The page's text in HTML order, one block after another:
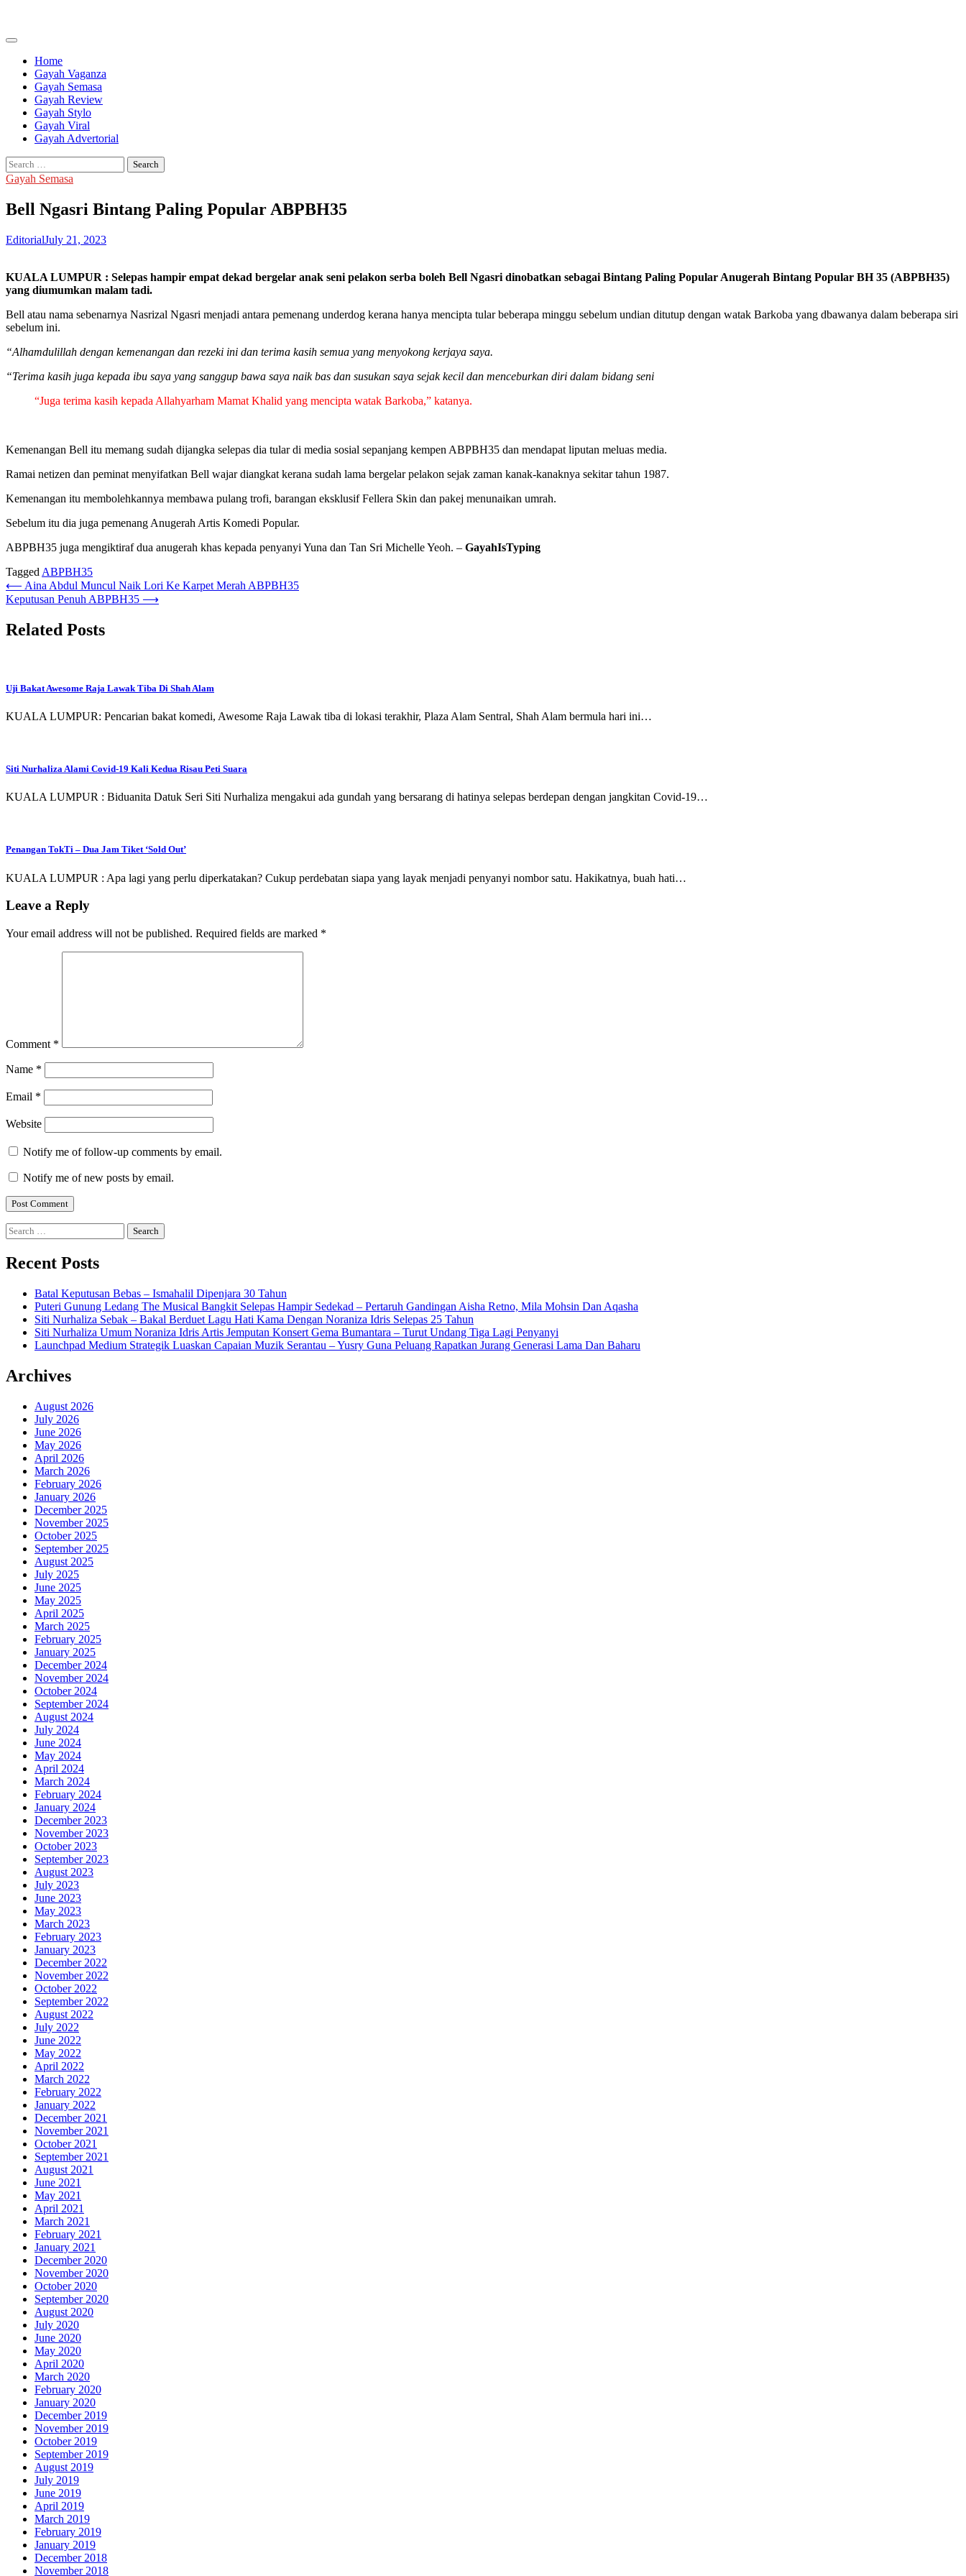
content
Home
Gayah Vaganza
Gayah Semasa
Gayah Review
Gayah Stylo
Gayah Viral
Gayah Advertorial
Search
for:
Gayah Semasa
Bell Ngasri Bintang Paling Popular ABPBH35
EditorialJuly 21, 2023
KUALA LUMPUR : Selepas hampir empat dekad bergelar anak seni pelakon serba boleh Bell Ngasri dinobatkan sebagai Bintang Paling Popular Anugerah Bintang Popular BH 35 (ABPBH35)
yang diumumkan malam tadi.
Bell atau nama sebenarnya Nasrizal Ngasri menjadi antara pemenang underdog kerana hanya mencipta tular beberapa minggu sebelum undian ditutup dengan watak Barkoba yang dbawanya dalam beberapa siri
sebelum ini.
“Alhamdulillah dengan kemenangan dan rezeki ini dan terima kasih semua yang menyokong kerjaya saya.
“Terima kasih juga kepada ibu saya yang sanggup bawa saya naik bas dan susukan saya sejak kecil dan menceburkan diri dalam bidang seni
“Juga terima kasih kepada Allahyarham Mamat Khalid yang mencipta watak Barkoba,” katanya.
Kemenangan Bell itu memang sudah dijangka selepas dia tular di media sosial sepanjang kempen ABPBH35 dan mendapat liputan meluas media.
Ramai netizen dan peminat menyifatkan Bell wajar diangkat kerana sudah lama bergelar pelakon sejak zaman kanak-kanaknya sekitar tahun 1987.
Kemenangan itu membolehkannya membawa pulang trofi, barangan eksklusif Fellera Skin dan pakej menunaikan umrah.
Sebelum itu dia juga pemenang Anugerah Artis Komedi Popular.
ABPBH35 juga mengiktiraf dua anugerah khas kepada penyanyi Yuna dan Tan Sri Michelle Yeoh. – GayahIsTyping
Tagged ABPBH35
Post
navigation
⟵ Aina Abdul Muncul Naik Lori Ke Karpet Merah ABPBH35
Keputusan Penuh ABPBH35 ⟶
Related Posts
Uji Bakat Awesome Raja Lawak Tiba Di Shah Alam
KUALA LUMPUR: Pencarian bakat komedi, Awesome Raja Lawak tiba di lokasi terakhir, Plaza Alam Sentral, Shah Alam bermula hari ini…
Siti Nurhaliza Alami Covid-19 Kali Kedua Risau Peti Suara
KUALA LUMPUR : Biduanita Datuk Seri Siti Nurhaliza mengakui ada gundah yang bersarang di hatinya selepas berdepan dengan jangkitan Covid-19…
Penangan TokTi – Dua Jam Tiket ‘Sold Out’
KUALA LUMPUR : Apa lagi yang perlu diperkatakan? Cukup perdebatan siapa yang layak menjadi penyanyi nombor satu. Hakikatnya, buah hati…
Leave a Reply
Your email address will not be published. Required fields are marked *
Comment *
Name *
Email *
Website
Notify me of follow-up comments by email.
Notify me of new posts by email.
Search
for:
Recent Posts
Batal Keputusan Bebas – Ismahalil Dipenjara 30 Tahun
Puteri Gunung Ledang The Musical Bangkit Selepas Hampir Sedekad – Pertaruh Gandingan Aisha Retno, Mila Mohsin Dan Aqasha
Siti Nurhaliza Sebak – Bakal Berduet Lagu Hati Kama Dengan Noraniza Idris Selepas 25 Tahun
Siti Nurhaliza Umum Noraniza Idris Artis Jemputan Konsert Gema Bumantara – Turut Undang Tiga Lagi Penyanyi
Launchpad Medium Strategik Luaskan Capaian Muzik Serantau – Yusry Guna Peluang Rapatkan Jurang Generasi Lama Dan Baharu
Archives
August 2026
July 2026
June 2026
May 2026
April 2026
March 2026
February 2026
January 2026
December 2025
November 2025
October 2025
September 2025
August 2025
July 2025
June 2025
May 2025
April 2025
March 2025
February 2025
January 2025
December 2024
November 2024
October 2024
September 2024
August 2024
July 2024
June 2024
May 2024
April 2024
March 2024
February 2024
January 2024
December 2023
November 2023
October 2023
September 2023
August 2023
July 2023
June 2023
May 2023
March 2023
February 2023
January 2023
December 2022
November 2022
October 2022
September 2022
August 2022
July 2022
June 2022
May 2022
April 2022
March 2022
February 2022
January 2022
December 2021
November 2021
October 2021
September 2021
August 2021
June 2021
May 2021
April 2021
March 2021
February 2021
January 2021
December 2020
November 2020
October 2020
September 2020
August 2020
July 2020
June 2020
May 2020
April 2020
March 2020
February 2020
January 2020
December 2019
November 2019
October 2019
September 2019
August 2019
July 2019
June 2019
April 2019
March 2019
February 2019
January 2019
December 2018
November 2018